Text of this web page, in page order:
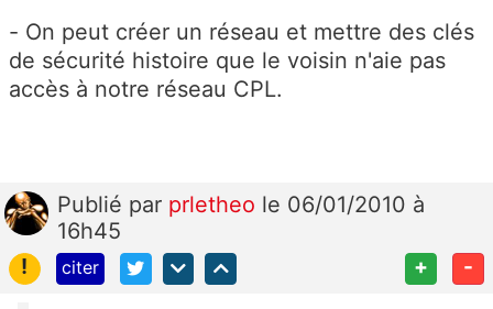
- On peut créer un réseau et mettre des clés
de sécurité histoire que le voisin n'aie pas
accès à notre réseau CPL.
Publié par prletheo le 06/01/2010 à
16h45
!
citer + -